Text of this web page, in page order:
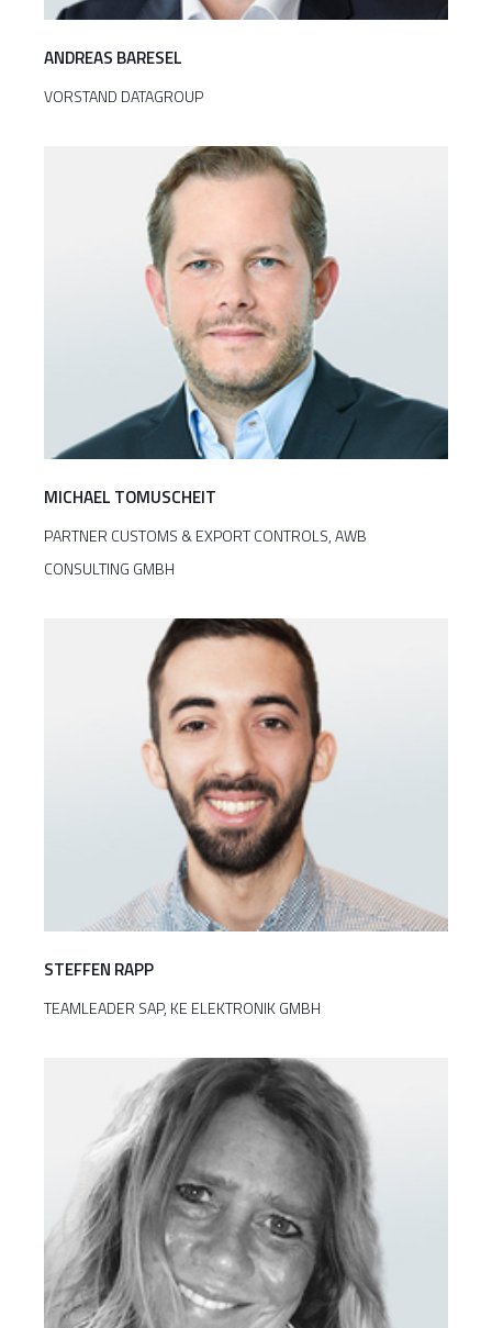
ANDREAS BARESEL
VORSTAND DATAGROUP
MICHAEL TOMUSCHEIT
PARTNER CUSTOMS & EXPORT CONTROLS, AWB
CONSULTING GMBH
STEFFEN RAPP
TEAMLEADER SAP, KE ELEKTRONIK GMBH